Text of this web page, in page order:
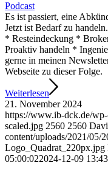
Podcast
Es ist passiert, eine
Jetzt ist Bedarf zu
* Resteindeckung *
Proaktiv handeln *
gerne in meinen
Webseite zu dieser Folge.
Weiterlesen
21. November 2024
https://www.ib-dck.de/
scaled.jpg 2560 2560
content/uploads/2021/
Logo_Quadrat_220px.jpg
05:00:022024-12-09